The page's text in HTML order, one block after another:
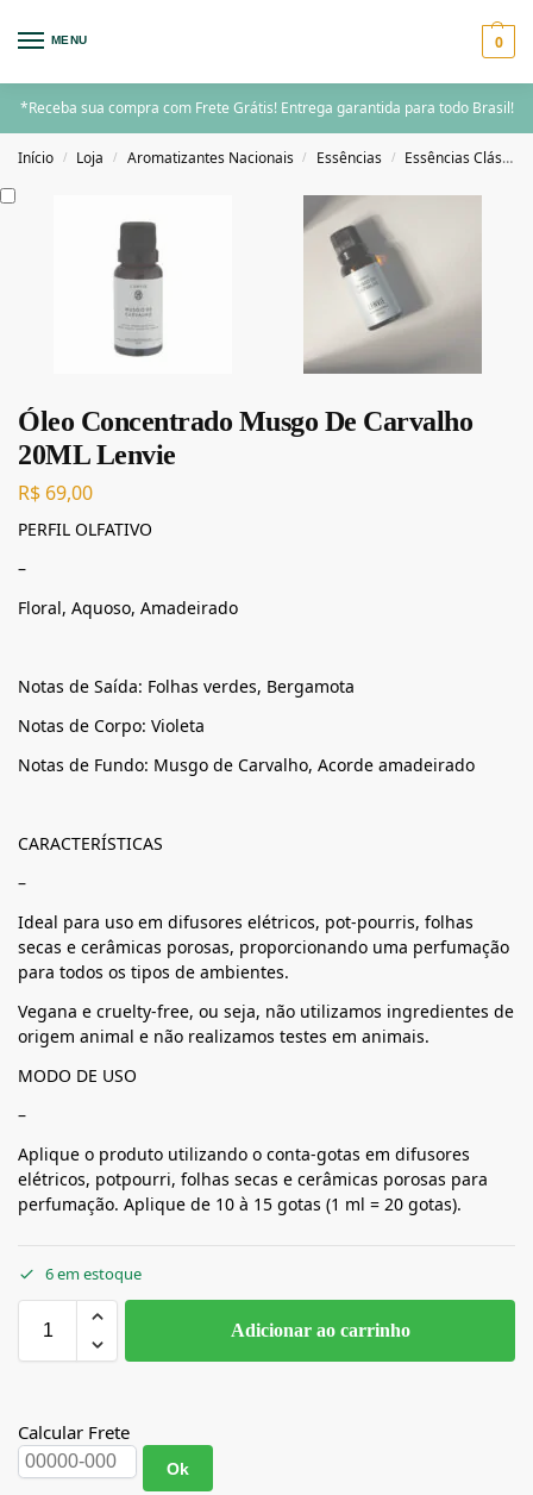
MENU 0
*Receba sua compra com Frete Grátis! Entrega garantida para todo Brasil!
Início / Loja / Aromatizantes Nacionais / Essências / Essências Clássicas
Óleo Concentrado Musgo De Carvalho
20ML Lenvie
R$ 69,00
PERFIL OLFATIVO
–
Floral, Aquoso, Amadeirado
Notas de Saída: Folhas verdes, Bergamota
Notas de Corpo: Violeta
Notas de Fundo: Musgo de Carvalho, Acorde amadeirado
CARACTERÍSTICAS
–
Ideal para uso em difusores elétricos, pot-pourris, folhas
secas e cerâmicas porosas, proporcionando uma perfumação
para todos os tipos de ambientes.
Vegana e cruelty-free, ou seja, não utilizamos ingredientes de
origem animal e não realizamos testes em animais.
MODO DE USO
–
Aplique o produto utilizando o conta-gotas em difusores
elétricos, potpourri, folhas secas e cerâmicas porosas para
perfumação. Aplique de 10 à 15 gotas (1 ml = 20 gotas).
6 em estoque
Adicionar ao carrinho
Calcular Frete
Ok